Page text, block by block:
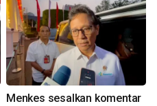
Menkes sesalkan komentar